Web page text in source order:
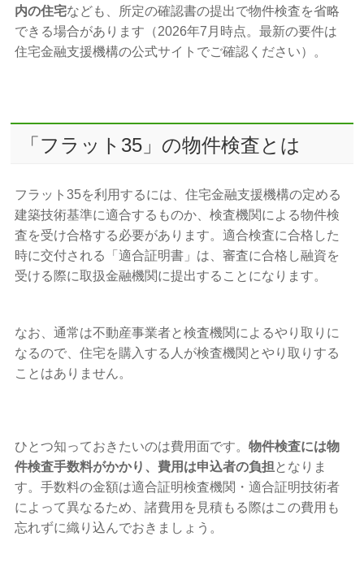
内の住宅なども、所定の確認書の提出で物件検査を省略
できる場合があります（2026年7月時点。最新の要件は
住宅金融支援機構の公式サイトでご確認ください）。
「フラット35」の物件検査とは
フラット35を利用するには、住宅金融支援機構の定める
建築技術基準に適合するものか、検査機関による物件検
査を受け合格する必要があります。適合検査に合格した
時に交付される「適合証明書」は、審査に合格し融資を
受ける際に取扱金融機関に提出することになります。
なお、通常は不動産事業者と検査機関によるやり取りに
なるので、住宅を購入する人が検査機関とやり取りする
ことはありません。
ひとつ知っておきたいのは費用面です。物件検査には物
件検査手数料がかかり、費用は申込者の負担 となりま
す。手数料の金額は適合証明検査機関・適合証明技術者
によって異なるため、諸費用を見積もる際はこの費用も
忘れずに織り込んでおきましょう。